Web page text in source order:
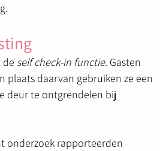
self check-in functie. Gasten
plaats daarvan gebruiken ze een
deur te ontgrendelen bij
onderzoek rapporteerden